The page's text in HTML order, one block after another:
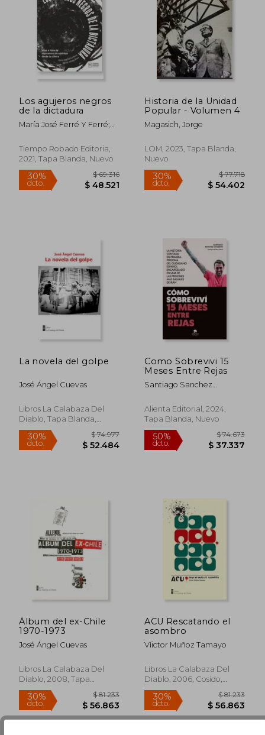
30% $ 87.469 30%
Los agujeros negros
de la dictadura
María José Ferré Y Ferré;
Tiempo Robado Editoria,
2021, Tapa Blanda, Nuevo
dcto.
Historia de la Unidad
Popular - Volumen 4
Magasich, Jorge
LOM, 2023, Tapa Blanda,
Nuevo
30%
dcto.
La novela del golpe
José Ángel Cuevas
Libros La Calabaza Del
Diablo, Tapa Blanda,
Nuevo
dcto. $ 52.484
Como Sobrevivi 15
Meses Entre Rejas
Santiago Sanchez
Alienta Editorial, 2024,
Tapa Blanda, Nuevo
dcto.
Álbum del ex-Chile
1970-1973
José Ángel Cuevas
Libros La Calabaza Del
Diablo, 2008, Tapa
Blanda, Nuevo
ACU Rescatando el
asombro
Víictor Muñoz Tamayo
Libros La Calabaza Del
Diablo, 2006, Cosido,
Nuevo